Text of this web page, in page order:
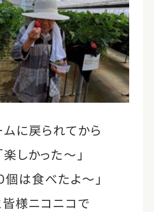
ムに戻られてから
楽しかった～」
個は食べたよ～」
皆様ニコニコで